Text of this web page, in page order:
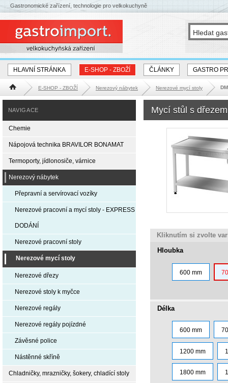
HLAVNÍ STRÁNKA E-SHOP - ZBOŽÍ ČLÁNKY GASTRO
Hlavní stránka E-SHOP - ZBOŽÍ Nerezový nábytek Nerezové mycí stoly
Mycí stůl s
Kliknutím si zvolte
Hloubka
600 mm
Délka
600 mm
1200 mm
1800 mm
NAVIGACE
Chemie
Nápojová technika BRAVILOR BONAMAT
Termoporty, jídlonosiče, várnice
Nerezový nábytek
Přepravní a servírovací vozíky
Nerezové pracovní a mycí stoly - EXPRESS
DODÁNÍ
Nerezové pracovní stoly
Nerezové mycí stoly
Nerezové dřezy
Nerezové stoly k myčce
Nerezové regály
Nerezové regály pojízdné
Závěsné police
Nástěnné skříně
Chladničky, mrazničky, šokery, chladící stoly
Gastronomické zařízení, technologie pro velkokuchyně